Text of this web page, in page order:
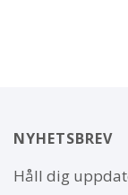
NYHETSBREV
Håll dig